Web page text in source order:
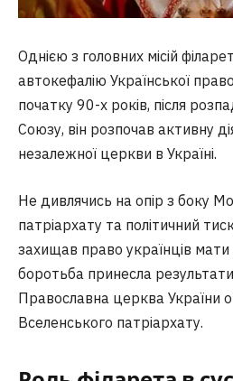
Однією з головних місій
автокефалію Української
початку 90-х років, після
Союзу, він розпочав активну
незалежної церкви в Україні.
Не дивлячись на опір з боку
патріархату та політичний
захищав право українців
боротьба принесла
Православна церква України
Вселенського патріархату.